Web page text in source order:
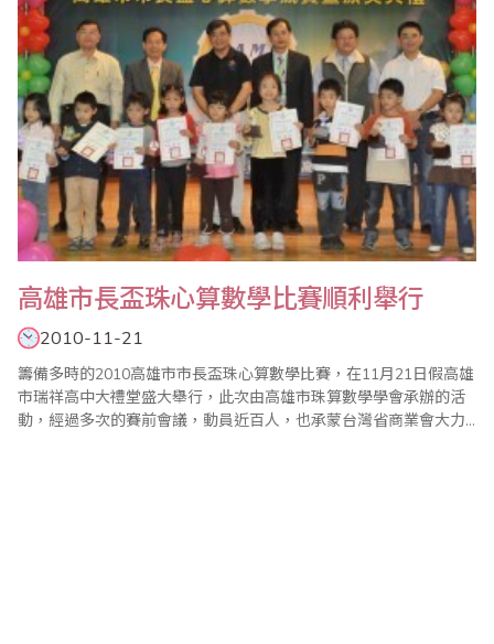
高雄市長盃珠心算數學比賽順利舉行
2010-11-21
籌備多時的2010高雄市市長盃珠心算數學比賽，在11月21日假高雄
市瑞祥高中大禮堂盛大舉行，此次由高雄市珠算數學學會承辦的活
動，經過多次的賽前會議，動員近百人，也承蒙台灣省商業會大力